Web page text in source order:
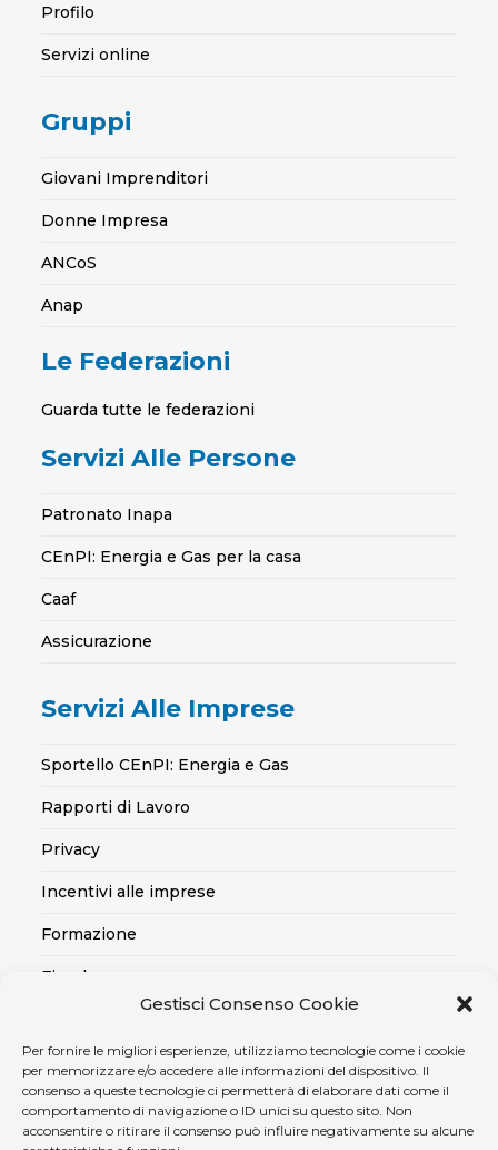
Gestisci Consenso Cookie
Per fornire le migliori esperienze, utilizziamo tecnologie come i cookie
per memorizzare e/o accedere alle informazioni del dispositivo. Il
consenso a queste tecnologie ci permetterà di elaborare dati come il
comportamento di navigazione o ID unici su questo sito. Non
acconsentire o ritirare il consenso può influire negativamente su alcune
Profilo
Servizi online
Gruppi
Giovani Imprenditori
Donne Impresa
ANCoS
Anap
Le Federazioni
Guarda tutte le federazioni
Servizi Alle Persone
Patronato Inapa
CEnPI: Energia e Gas per la casa
Caaf
Assicurazione
Servizi Alle Imprese
Sportello CEnPI: Energia e Gas
Rapporti di Lavoro
Privacy
Incentivi alle imprese
Formazione
Fiscale
Credito alle imprese
Certificazioni SOA, Qualità..
Assicurativo